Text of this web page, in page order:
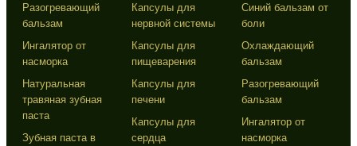
Разогревающий
бальзам
Ингалятор от
насморка
Натуральная
травяная зубная
паста
Зубная паста в
Капсулы для
нервной системы
Капсулы для
пищеварения
Капсулы для
печени
Капсулы для
сердца
Синий бальзам от
боли
Охлаждающий
бальзам
Разогревающий
бальзам
Ингалятор от
насморка